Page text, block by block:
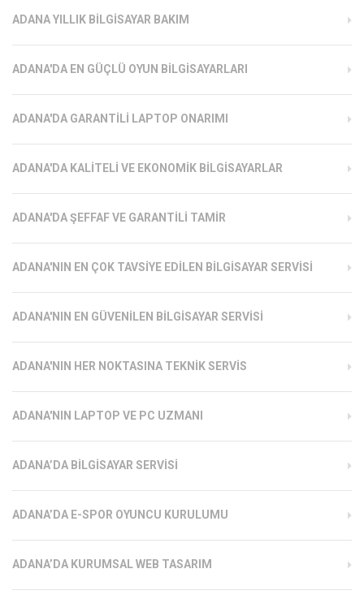
ADANA YILLIK BILGISAYAR BAKIM
ADANA'DA EN GÜÇLÜ OYUN BILGISAYARLARI
ADANA'DA GARANTILI LAPTOP ONARIMI
ADANA'DA KALITELI VE EKONOMIK BILGISAYARLAR
ADANA'DA ŞEFFAF VE GARANTILI TAMIR
ADANA'NIN EN ÇOK TAVSIYE EDILEN BILGISAYAR SERVISI
ADANA'NIN EN GÜVENILEN BILGISAYAR SERVISI
ADANA'NIN HER NOKTASINA TEKNIK SERVIS
ADANA'NIN LAPTOP VE PC UZMANI
ADANA’DA BILGISAYAR SERVISI
ADANA’DA E-SPOR OYUNCU KURULUMU
ADANA’DA KURUMSAL WEB TASARIM